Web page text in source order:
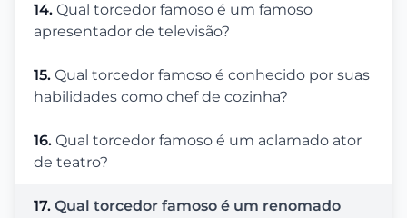
14. Qual torcedor famoso é um famoso
apresentador de televisão?
15. Qual torcedor famoso é conhecido por suas
habilidades como chef de cozinha?
16. Qual torcedor famoso é um aclamado ator
de teatro?
17. Qual torcedor famoso é um renomado